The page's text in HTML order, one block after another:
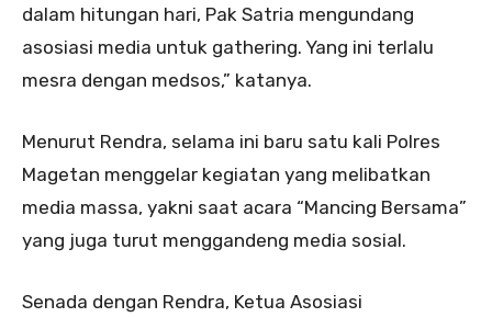
dalam hitungan hari, Pak Satria mengundang
asosiasi media untuk gathering. Yang ini terlalu
mesra dengan medsos,” katanya.
Menurut Rendra, selama ini baru satu kali Polres
Magetan menggelar kegiatan yang melibatkan
media massa, yakni saat acara “Mancing Bersama”
yang juga turut menggandeng media sosial.
Senada dengan Rendra, Ketua Asosiasi